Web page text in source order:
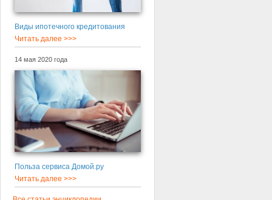
Виды ипотечного кредитования
Читать далее >>>
14 мая 2020 года
Польза сервиса Домой.ру
Читать далее >>>